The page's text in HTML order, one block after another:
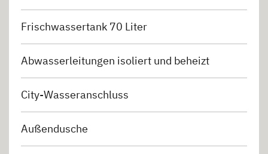
Frischwassertank 70 Liter
Abwasserleitungen isoliert und beheizt
City-Wasseranschluss
Außendusche